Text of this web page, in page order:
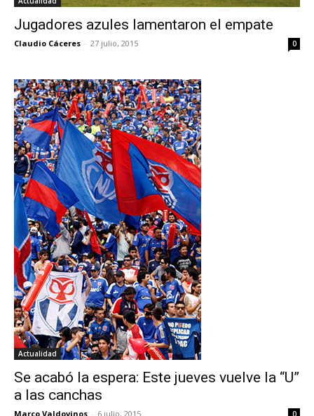
Jugadores azules lamentaron el empate
Claudio Cáceres - 27 julio, 2015 0
Actualidad
Se acabó la espera: Este jueves vuelve la “U”
a las canchas
Marco Valdovinos - 6 julio, 2015 0